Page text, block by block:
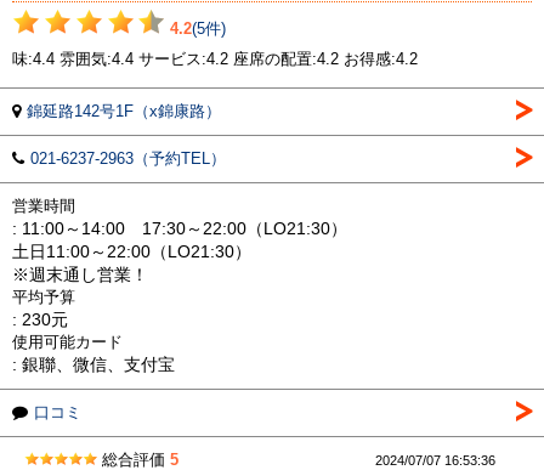
4.2(5件)
味:4.4 雰囲気:4.4 サービス:4.2 座席の配置:4.2 お得感:4.2
錦延路142号1F（x錦康路）
021-6237-2963（予約TEL）
営業時間
: 11:00～14:00 17:30～22:00（LO21:30）
土日11:00～22:00（LO21:30）
※週末通し営業！
平均予算
: 230元
使用可能カード
: 銀聯、微信、支付宝
口コミ
総合評価 5 2024/07/07 16:53:36